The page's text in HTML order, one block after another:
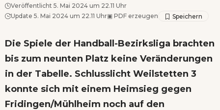
Veröffentlicht 5. Mai 2024 um 22.11 Uhr
Update 5. Mai 2024 um 22.11 Uhr▣ PDF erzeugen
Die Spiele der Handball-Bezirksliga brachten
bis zum neunten Platz keine Veränderungen
in der Tabelle. Schlusslicht Weilstetten 3
konnte sich mit einem Heimsieg gegen
Fridingen/Mühlheim noch auf den